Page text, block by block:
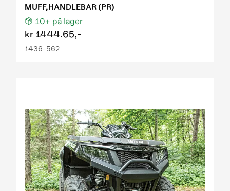
MUFF,HANDLEBAR (PR)
10+ på lager
kr 1444.65,-
1436-562